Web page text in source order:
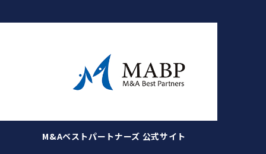
M&Aベストパートナーズ 公式サイト